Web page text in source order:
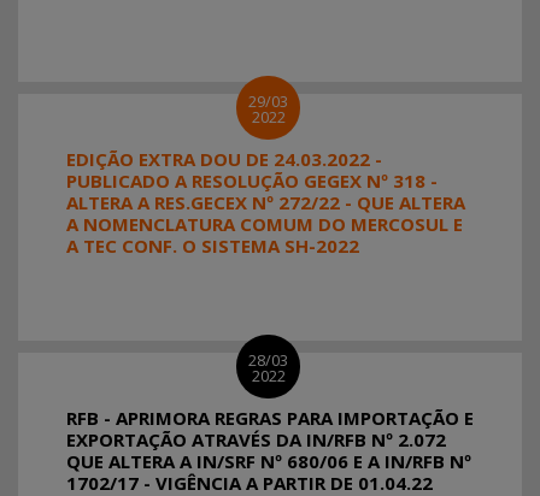
29/03
2022
EDIÇÃO EXTRA DOU DE 24.03.2022 -
PUBLICADO A RESOLUÇÃO GEGEX Nº 318 -
ALTERA A RES.GECEX Nº 272/22 - QUE ALTERA
A NOMENCLATURA COMUM DO MERCOSUL E
A TEC CONF. O SISTEMA SH-2022
28/03
2022
RFB - APRIMORA REGRAS PARA IMPORTAÇÃO E
EXPORTAÇÃO ATRAVÉS DA IN/RFB Nº 2.072
QUE ALTERA A IN/SRF Nº 680/06 E A IN/RFB Nº
1702/17 - VIGÊNCIA A PARTIR DE 01.04.22